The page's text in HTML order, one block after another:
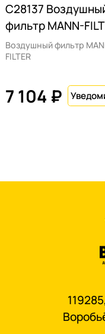
C28137
фильтр MANN-
Воздушный фильтр
FILTER
7 104 ₽